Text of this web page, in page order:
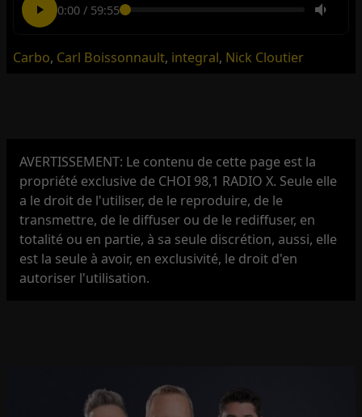
0:00/ 59:55
Carbo, Carl Boissonnault, integral, Nick Cloutier
AVERTISSEMENT: Le contenu de cette page est la
propriété exclusive de CHOI 98,1 RADIO X. Seule elle
a le droit de l'utiliser, de le reproduire, de le
transmettre, de le diffuser ou de le rediffuser, en
totalité ou en partie, à sa seule discrétion, aussi, elle
est la seule à avoir, en exclusivité, le droit d'en
autoriser l'utilisation.